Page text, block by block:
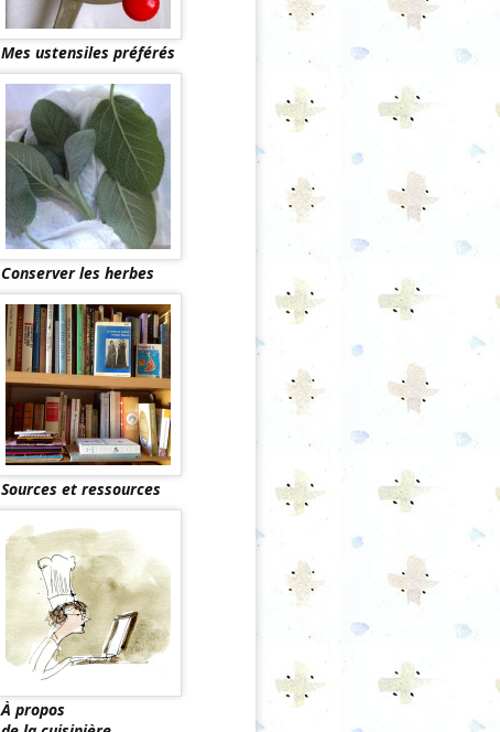
Mes ustensiles préférés
Conserver les herbes
Sources et ressources
À propos